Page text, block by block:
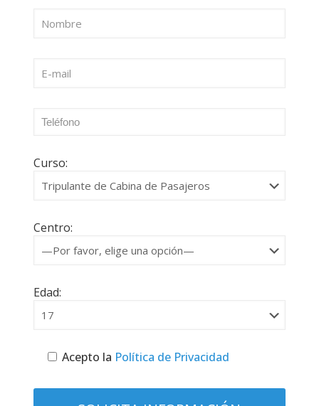
Curso:
Centro:
Edad:
Acepto la Política de Privacidad